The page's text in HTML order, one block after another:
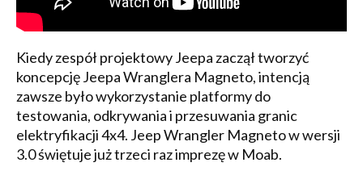
Kiedy zespół projektowy Jeepa zaczął tworzyć
koncepcję Jeepa Wranglera Magneto, intencją
zawsze było wykorzystanie platformy do
testowania, odkrywania i przesuwania granic
elektryfikacji 4x4. Jeep Wrangler Magneto w wersji
3.0 świętuje już trzeci raz imprezę w Moab.